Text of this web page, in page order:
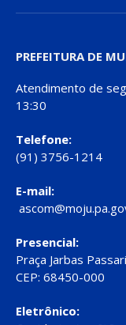
PREFEITURA DE
Atendimento de
13:30
Telefone:
(91) 3756-1214
E-mail:
Presencial:
Praça Jarbas
CEP: 68450-000
Eletrônico: